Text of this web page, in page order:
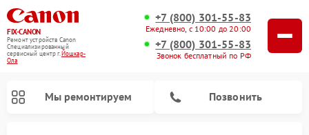
FIX-CANON
Ремонт устройств Canon
Специализированный
cервисный центр г.Йошкар-
Ола
+7 (800) 301-55-83
Ежедневно, с 10:00 до 20:00
+7 (800) 301-55-83
Звонок бесплатный по РФ
Мы ремонтируем Позвонить